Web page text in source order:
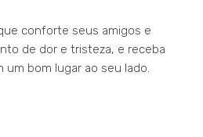
conforte seus amigos e
de dor e tristeza, e receba
um bom lugar ao seu lado.